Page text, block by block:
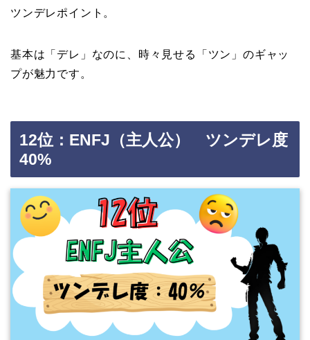
ツンデレポイント。
基本は「デレ」なのに、時々見せる「ツン」のギャッ
プが魅力です。
12位：ENFJ（主人公） ツンデレ度
40%